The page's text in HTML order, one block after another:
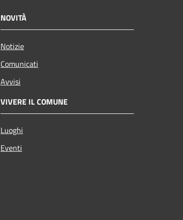
NOVITÀ
Notizie
Comunicati
Avvisi
VIVERE IL COMUNE
Luoghi
Eventi